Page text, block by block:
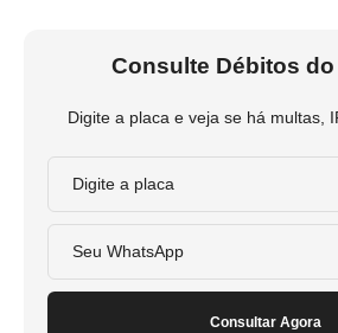
Consulte Débitos
Digite a placa e veja se há multas,
Consultar Agora